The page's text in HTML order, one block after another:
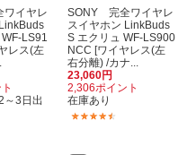
イヤレ
LS91
レス(左
～3日出
SONY 完全ワイヤレ
スイヤホン LinkBuds
S エクリュ WF-LS900
NCC [ワイヤレス(左
右分離) /カナ...
23,060円
2,306ポイント
在庫あり